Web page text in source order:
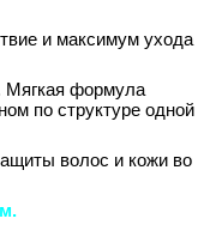
и максимум ухода
Мягкая формула
по структуре одной
волос и кожи во